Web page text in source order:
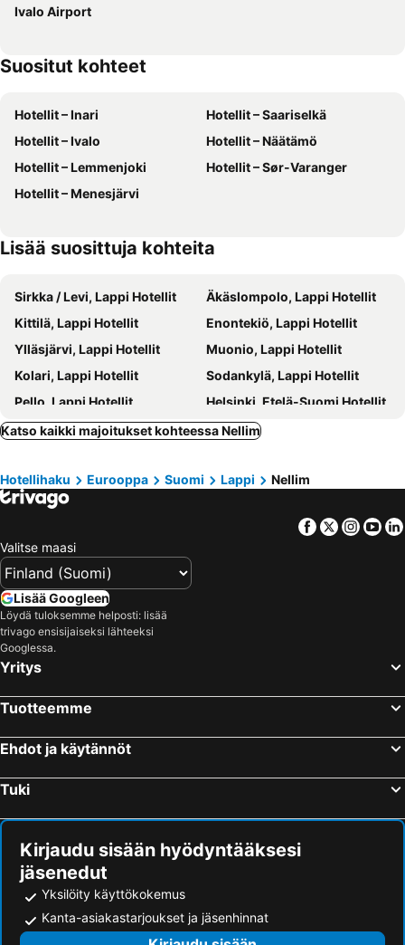
Ivalo Airport
Suositut kohteet
Hotellit – Inari
Hotellit – Saariselkä
Hotellit – Ivalo
Hotellit – Näätämö
Hotellit – Lemmenjoki
Hotellit – Sør-Varanger
Hotellit – Menesjärvi
Lisää suosittuja kohteita
Sirkka / Levi, Lappi Hotellit
Äkäslompolo, Lappi Hotellit
Kittilä, Lappi Hotellit
Enontekiö, Lappi Hotellit
Ylläsjärvi, Lappi Hotellit
Muonio, Lappi Hotellit
Kolari, Lappi Hotellit
Sodankylä, Lappi Hotellit
Pello, Lappi Hotellit
Helsinki, Etelä-Suomi Hotellit
Tampere, Länsi-Suomi Hotellit
Turku, Länsi-Suomi Hotellit
Kuopio, Itä-Suomi Hotellit
Jyväskylä, Länsi-Suomi Hotellit
Rovaniemi, Lappi Hotellit
Katso kaikki majoitukset kohteessa Nellim
Hotellihaku Eurooppa Suomi Lappi Nellim
Facebook
Twitter
Valitse maasi
Lisää Googleen
Löydä tuloksemme helposti: lisää
trivago ensisijaiseksi lähteeksi
Googlessa.
Yritys
Tuotteemme
Ehdot ja käytännöt
Tuki
Kirjaudu sisään hyödyntääksesi
jäsenedut
Yksilöity käyttökokemus
Kanta-asiakastarjoukset ja jäsenhinnat